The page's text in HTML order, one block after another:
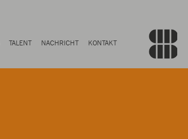
TALENT NACHRICHT
KONTAKT